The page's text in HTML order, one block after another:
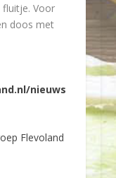
Voor
doos met
nieuws
Flevoland